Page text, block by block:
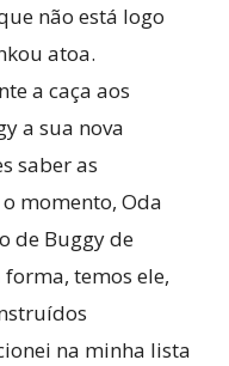
não está logo
atoa.
a caça aos
a sua nova
saber as
momento, Oda
de Buggy de
temos ele,
na minha lista